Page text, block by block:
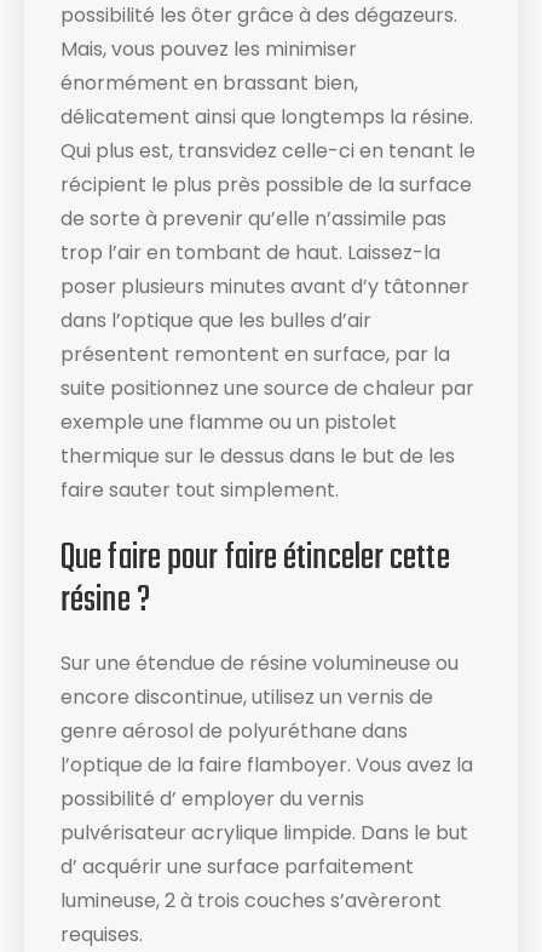
possibilité les ôter grâce à des dégazeurs.
Mais, vous pouvez les minimiser
énormément en brassant bien,
délicatement ainsi que longtemps la résine.
Qui plus est, transvidez celle-ci en tenant le
récipient le plus près possible de la surface
de sorte à prevenir qu’elle n’assimile pas
trop l’air en tombant de haut. Laissez-la
poser plusieurs minutes avant d’y tâtonner
dans l’optique que les bulles d’air
présentent remontent en surface, par la
suite positionnez une source de chaleur par
exemple une flamme ou un pistolet
thermique sur le dessus dans le but de les
faire sauter tout simplement.
Que faire pour faire étinceler cette
résine ?
Sur une étendue de résine volumineuse ou
encore discontinue, utilisez un vernis de
genre aérosol de polyuréthane dans
l’optique de la faire flamboyer. Vous avez la
possibilité d’ employer du vernis
pulvérisateur acrylique limpide. Dans le but
d’ acquérir une surface parfaitement
lumineuse, 2 à trois couches s’avèreront
requises.